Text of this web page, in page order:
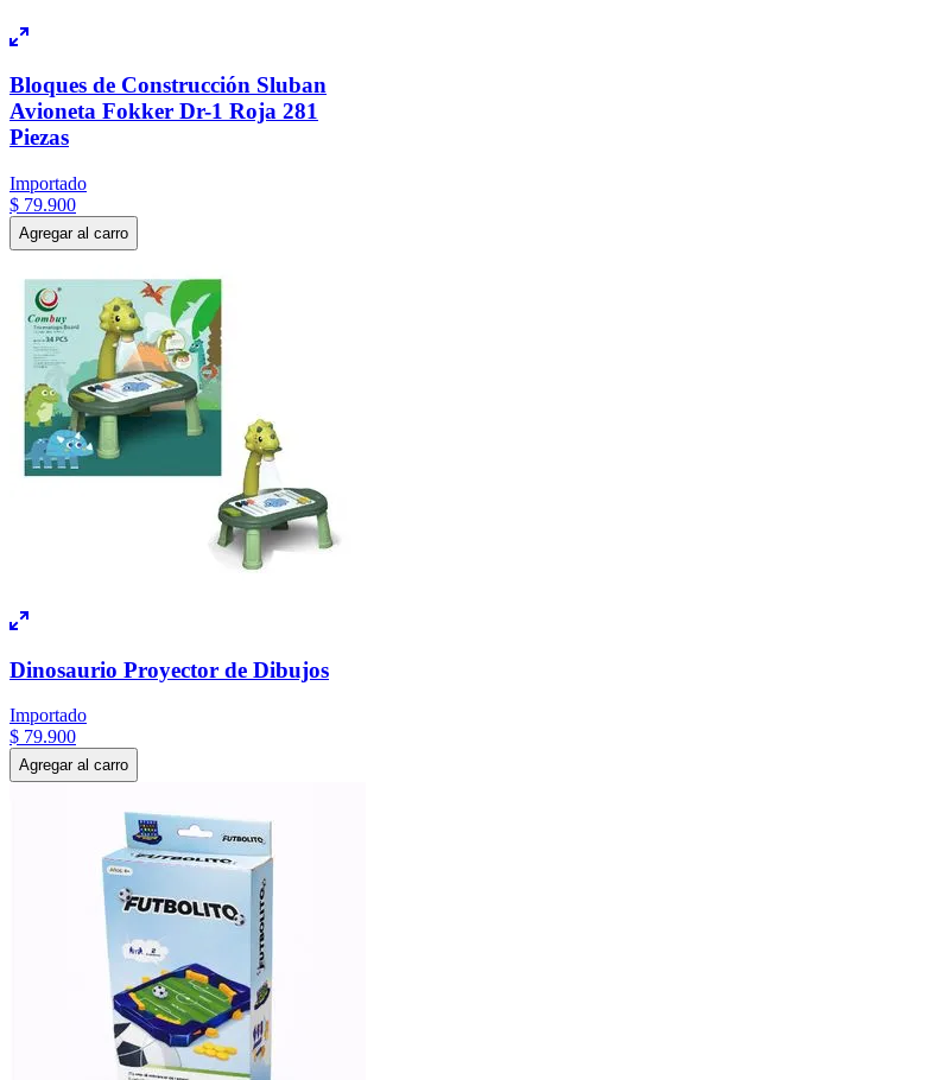
Bloques de Construcción Sluban
Avioneta Fokker Dr-1 Roja 281
Piezas
Importado
$ 79.900
Agregar al carro
Dinosaurio Proyector de Dibujos
Importado
$ 79.900
Agregar al carro